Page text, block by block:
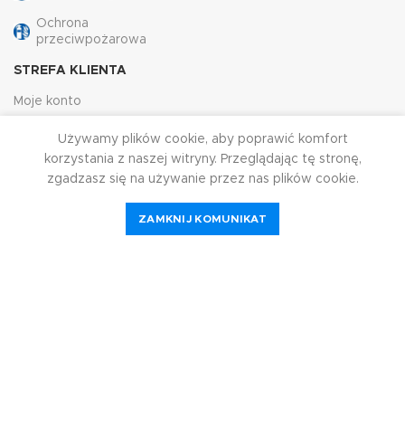
Ochrona
przeciwpożarowa
STREFA KLIENTA
Moje konto
Dostawa i zwroty
Polityka prywatności
Używamy plików cookie, aby poprawić komfort
korzystania z naszej witryny. Przeglądając tę ​​stronę,
zgadzasz się na używanie przez nas plików cookie.
ZAMKNIJ KOMUNIKAT